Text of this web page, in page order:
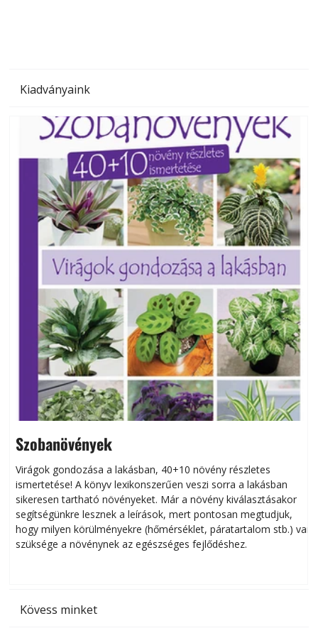
Kiadványaink
Szobanövények
Virágok gondozása a lakásban, 40+10 növény részletes
ismertetése! A könyv lexikonszerűen veszi sorra a lakásban
sikeresen tart­ha­tó növényeket. Már a növény kiválasztásakor
segítségünkre lesznek a leírások, mert pontosan megtudjuk,
hogy milyen körülményekre (hőmérséklet, páratartalom stb.) van
szüksége a növénynek az egészséges fejlődéshez.
Kövess minket